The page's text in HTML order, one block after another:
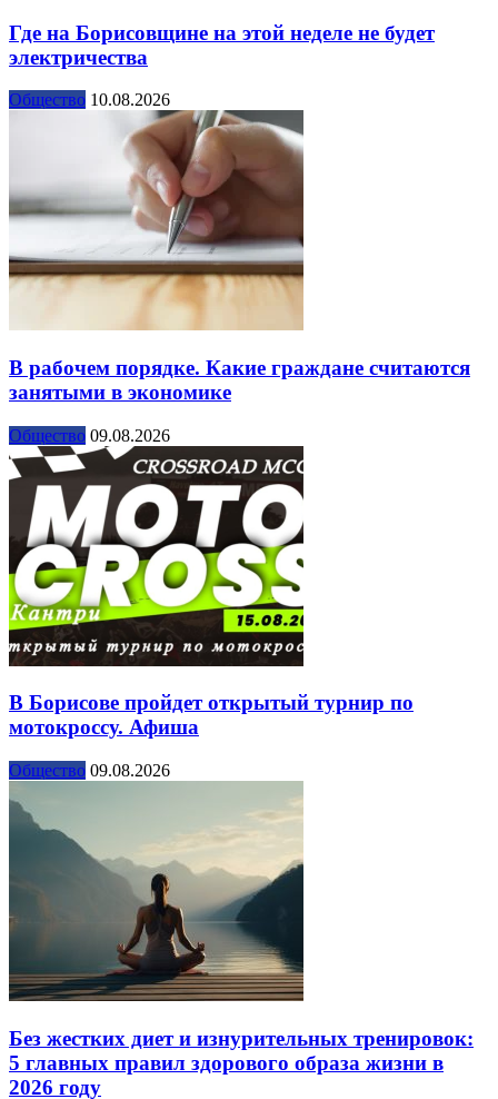
Где на Борисовщине на этой неделе не будет
электричества
Общество 10.08.2026
В рабочем порядке. Какие граждане считаются
занятыми в экономике
Общество 09.08.2026
В Борисове пройдет открытый турнир по
мотокроссу. Афиша
Общество 09.08.2026
Без жестких диет и изнурительных тренировок:
5 главных правил здорового образа жизни в
2026 году